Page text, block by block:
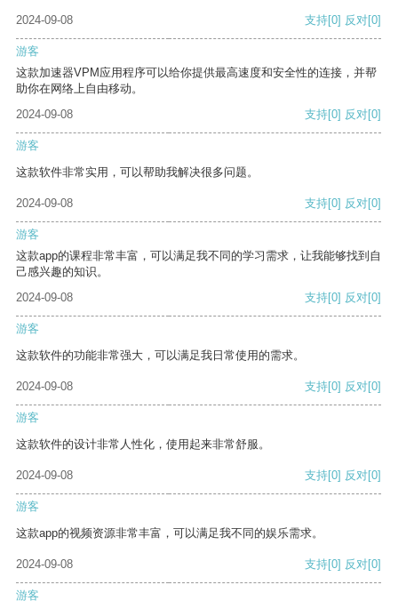
2024-09-08 支持[0] 反对[0]
游客
这款加速器VPM应用程序可以给你提供最高速度和安全性的连接，并帮
助你在网络上自由移动。
2024-09-08
支持[0] 反对[0]
游客
这款软件非常实用，可以帮助我解决很多问题。
2024-09-08 支持[0] 反对[0]
游客
这款app的课程非常丰富，可以满足我不同的学习需求，让我能够找到自
己感兴趣的知识。
2024-09-08
支持[0] 反对[0]
游客
这款软件的功能非常强大，可以满足我日常使用的需求。
2024-09-08 支持[0] 反对[0]
游客
这款软件的设计非常人性化，使用起来非常舒服。
2024-09-08 支持[0] 反对[0]
游客
这款app的视频资源非常丰富，可以满足我不同的娱乐需求。
2024-09-08 支持[0] 反对[0]
游客